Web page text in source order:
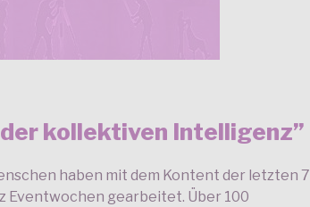
kollektiven Intelligenz”
haben mit dem Kontent der letzten 7
Eventwochen gearbeitet. Über 100